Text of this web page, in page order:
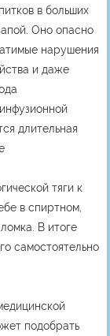
в больших
Оно опасно
нарушения
и даже
длительная
тяги к
в спиртном,
В итоге
самостоятельно
подобрать